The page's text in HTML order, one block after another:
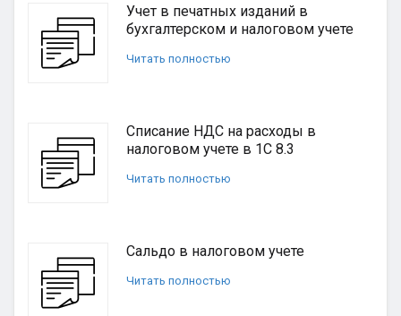
Учет в печатных изданий в
бухгалтерском и налоговом учете
Читать полностью
Списание НДС на расходы в
налоговом учете в 1С 8.3
Читать полностью
Сальдо в налоговом учете
Читать полностью